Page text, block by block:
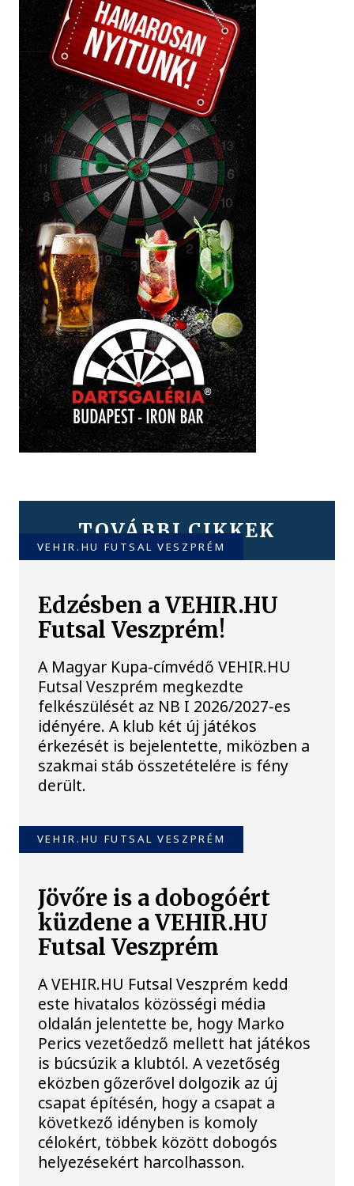
TOVÁBBI CIKKEK
VEHIR.HU FUTSAL VESZPRÉM
Edzésben a VEHIR.HU
Futsal Veszprém!
A Magyar Kupa-címvédő VEHIR.HU
Futsal Veszprém megkezdte
felkészülését az NB I 2026/2027-es
idényére. A klub két új játékos
érkezését is bejelentette, miközben a
szakmai stáb összetételére is fény
derült.
VEHIR.HU FUTSAL VESZPRÉM
Jövőre is a dobogóért
küzdene a VEHIR.HU
Futsal Veszprém
A VEHIR.HU Futsal Veszprém kedd
este hivatalos közösségi média
oldalán jelentette be, hogy Marko
Perics vezetőedző mellett hat játékos
is búcsúzik a klubtól. A vezetőség
eközben gőzerővel dolgozik az új
csapat építésén, hogy a csapat a
következő idényben is komoly
célokért, többek között dobogós
helyezésekért harcolhasson.